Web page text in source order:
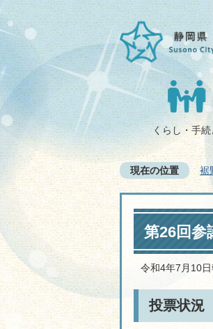
くらし・手続
現在の位置 裾
第26回参
令和4年7月10
投票状況